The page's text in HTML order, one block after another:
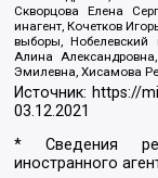
Скворцова Елена
инагент, Кочетков
выборы, Нобелевский
Алина
Эмилевна, Хисамова
Источник: https://
03.12.2021
* Сведения
иностранного